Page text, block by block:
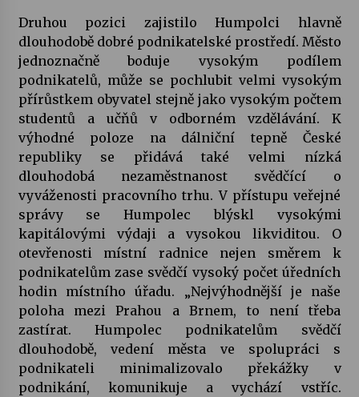
Vysočinka
17. 7. 2026
Ozvěny prázdnin
14. 7. 2026
Za kulturou kousek za Humpolec. V Želivě ožije
odkaz Josefa Čapka
13. 7. 2026
Varhanní recitál Michala Novenka v Klášteře
Želiv
3. 7. 2026
Petr Adamec – Malovaný svět
30. 6. 2026
Druhou pozici zajistilo Humpolci hlavně
dlouhodobě dobré podnikatelské prostředí. Město
jednoznačně boduje vysokým podílem
podnikatelů, může se pochlubit velmi vysokým
přírůstkem obyvatel stejně jako vysokým počtem
studentů a učňů v odborném vzdělávání. K
výhodné poloze na dálniční tepně České
republiky se přidává také velmi nízká
dlouhodobá nezaměstnanost svědčící o
vyváženosti pracovního trhu. V přístupu veřejné
správy se Humpolec blýskl vysokými
kapitálovými výdaji a vysokou likviditou. O
otevřenosti místní radnice nejen směrem k
podnikatelům zase svědčí vysoký počet úředních
hodin místního úřadu. „Nejvýhodnější je naše
poloha mezi Prahou a Brnem, to není třeba
zastírat. Humpolec podnikatelům svědčí
dlouhodobě, vedení města ve spolupráci s
podnikateli minimalizovalo překážky v
podnikání, komunikuje a vychází vstříc.